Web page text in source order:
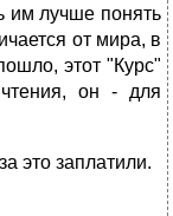
им лучше понять
от мира, в
этот "Курс"
он - для
это заплатили.